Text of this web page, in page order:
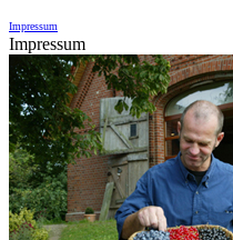
Impressum
Impressum